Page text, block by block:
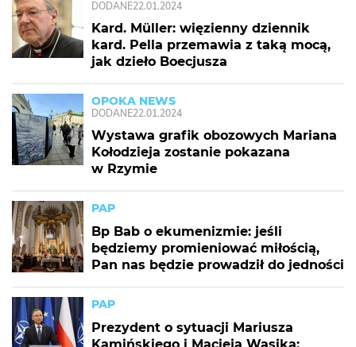
DODANE22.01.2024
Kard. Müller: więzienny dziennik
kard. Pella przemawia z taką mocą,
jak dzieło Boecjusza
OPOKA NEWS
DODANE22.01.2024
Wystawa grafik obozowych Mariana
Kołodzieja zostanie pokazana
w Rzymie
PAP
Bp Bab o ekumenizmie: jeśli
będziemy promieniować miłością,
Pan nas będzie prowadził do jedności
PAP
Prezydent o sytuacji Mariusza